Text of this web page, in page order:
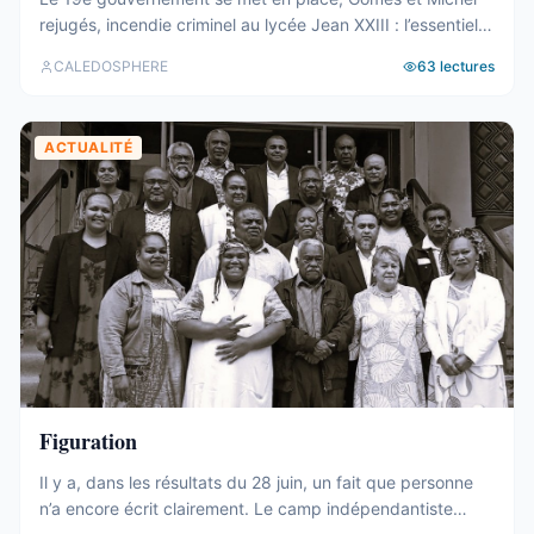
rejugés, incendie criminel au lycée Jean XXIII : l’essentiel
CALEDOSPHERE 63 lectures
ACTUALITÉ
Figuration
Il y a, dans les résultats du 28 juin, un fait que personne
n’a encore écrit clairement. Le camp indépendantiste